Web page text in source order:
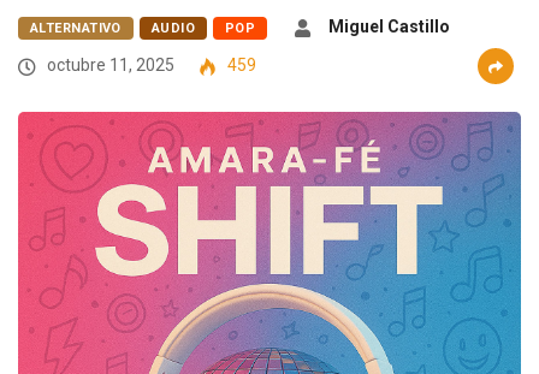
ALTERNATIVO AUDIO POP
Miguel Castillo
octubre 11, 2025
459